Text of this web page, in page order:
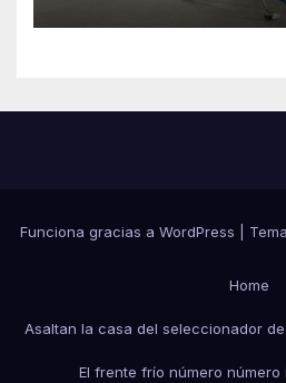
Funciona gracias a WordPress
Home
Asaltan la casa del seleccionador
El frente frío número